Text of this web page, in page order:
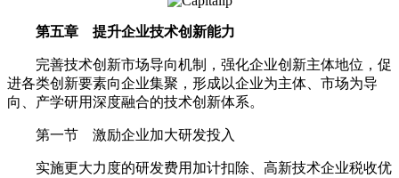
第五章 提升企业技术创新能力
完善技术创新市场导向机制，强化企业创新主体地位，促
进各类创新要素向企业集聚，形成以企业为主体、市场为导
向、产学研用深度融合的技术创新体系。
第一节 激励企业加大研发投入
实施更大力度的研发费用加计扣除、高新技术企业税收优